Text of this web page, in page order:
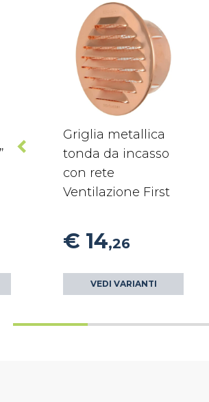
Griglia metallica
tonda da incasso
con rete
Ventilazione First
€ 14,26
VEDI VARIANTI